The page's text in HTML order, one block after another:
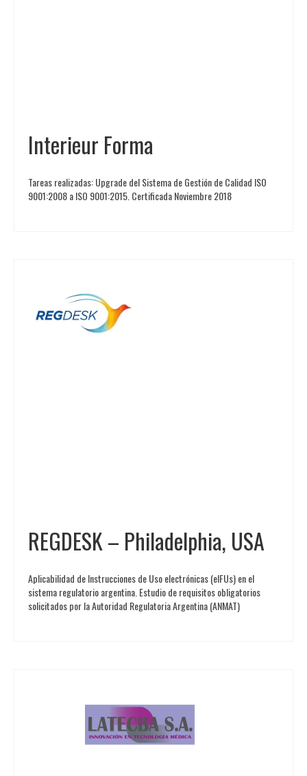
Interieur Forma
Tareas realizadas: Upgrade del Sistema de Gestión de Calidad ISO
9001:2008 a ISO 9001:2015. Certificada Noviembre 2018
REGDESK – Philadelphia, USA
Aplicabilidad de Instrucciones de Uso electrónicas (eIFUs) en el
sistema regulatorio argentina. Estudio de requisitos obligatorios
solicitados por la Autoridad Regulatoria Argentina (ANMAT)